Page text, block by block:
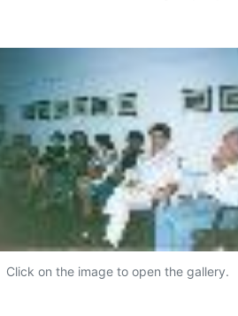
Click on the image to open the gallery.